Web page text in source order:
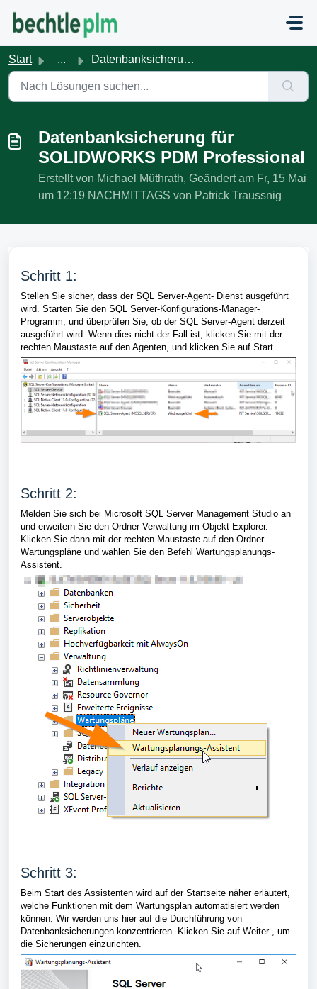
Start ... Datenbanksicherung für SOLIDWORKS PDM Professional
Datenbanksicherung für
SOLIDWORKS PDM Professional
Erstellt von Michael Müthrath, Geändert am Fr, 15 Mai
um 12:19 NACHMITTAGS von Patrick Traussnig
Schritt 1:
Stellen Sie sicher, dass der SQL Server-Agent- Dienst ausgeführt
wird. Starten Sie den SQL Server-Konfigurations-Manager-
Programm, und überprüfen Sie, ob der SQL Server-Agent derzeit
ausgeführt wird. Wenn dies nicht der Fall ist, klicken Sie mit der
rechten Maustaste auf den Agenten, und klicken Sie auf Start.
Schritt 2:
Melden Sie sich bei Microsoft SQL Server Management Studio an
und erweitern Sie den Ordner Verwaltung im Objekt-Explorer.
Klicken Sie dann mit der rechten Maustaste auf den Ordner
Wartungspläne und wählen Sie den Befehl Wartungsplanungs-
Assistent.
Schritt 3:
Beim Start des Assistenten wird auf der Startseite näher erläutert,
welche Funktionen mit dem Wartungsplan automatisiert werden
können. Wir werden uns hier auf die Durchführung von
Datenbanksicherungen konzentrieren. Klicken Sie auf Weiter , um
die Sicherungen einzurichten.